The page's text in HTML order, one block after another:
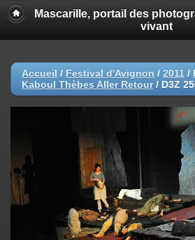
Mascarille, portail des
vivant
Accueil / Festival d'Avignon / 2011 /
Kaboul Thèbes Aller Retour/ D3Z